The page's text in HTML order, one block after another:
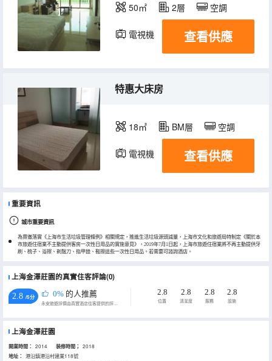
50㎡ 2層 空調
電視機 查看供應
特惠大床房
18㎡ BM層 空調
電視機 查看供應
重要資訊
城市重要資訊
為貫徹落實《上海市生活垃圾管理條例》相關規定，推進生活垃圾源頭減量，上海市文化和旅遊局特制定《關於本
市旅遊住宿業不主動提供客房一次性日用品的實施意見》，2019年7月1日起，上海市旅遊住宿業將不再主動提供牙
刷、梳子、浴擦、剃鬚刀、指甲銼、鞋擦這些一次性日用品。若需要可諮詢酒店。
上海金澤莊園的真實住客評論(0)
2.8 /5分 0% 的人推薦
永安旅遊評價由真實酒店住客提供的評價。
2.8
位置
2.8
清潔度
2.8
服務
2.8
設施
上海金澤莊園
開業時間： 2014 装修時間； 2018
地址：
港沿鎮港沿村建業118號